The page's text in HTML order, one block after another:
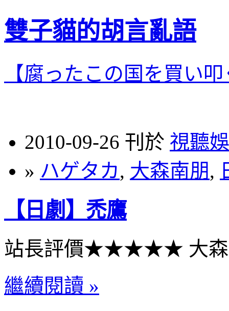
雙子貓的胡言亂語
【腐ったこの国を買い
2010-09-26 刊於 視聽
» ハゲタカ, 大森南朋,
【日劇】禿鷹
站長評價★★★★★ 大
繼續閱讀 »